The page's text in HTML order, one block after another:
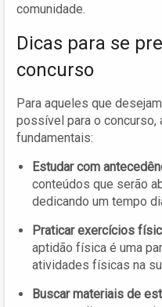
comunidade.
Dicas para se
concurso
Para aqueles que
possível para o concurso,
fundamentais:
Estudar com
conteúdos que serão
dedicando um tempo
Praticar exercícios
aptidão física é uma
atividades físicas na
Buscar materiais de